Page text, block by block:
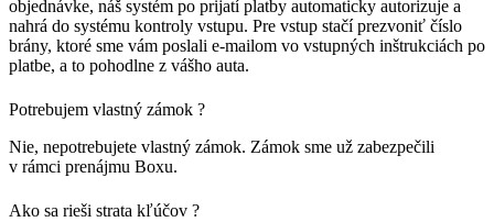
objednávke, náš systém po prijatí platby automaticky autorizuje a
nahrá do systému kontroly vstupu. Pre vstup stačí prezvoniť číslo
brány, ktoré sme vám poslali e-mailom vo vstupných inštrukciách po
platbe, a to pohodlne z vášho auta.
Potrebujem vlastný zámok ?
Nie, nepotrebujete vlastný zámok. Zámok sme už zabezpečili
v rámci prenájmu Boxu.
Ako sa rieši strata kľúčov ?